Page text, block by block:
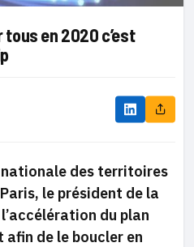
en 2020 c’est
des territoires
le président de la
du plan
afin de le boucler en